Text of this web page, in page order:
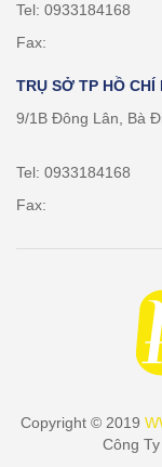
Tel: 0933184168
Fax:
TRỤ SỞ TP HỒ CHÍ
9/1B Đông Lân, Bà
Tel: 0933184168
Fax:
Copyright © 2019
Công